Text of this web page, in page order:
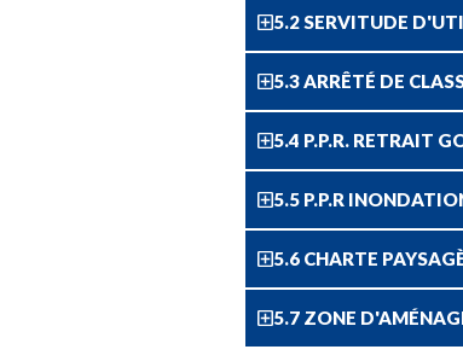
5.2 SERVITUDE
5.3 ARRÊTÉ DE
5.4 P.P.R. RETRAIT
5.5 P.P.R
5.6 CHARTE
5.7 ZONE